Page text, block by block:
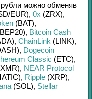
можно обменяв
EUR), 0x (ZRX),
(BAT),
BEP20), Bitcoin Cash
, ChainLink (LINK),
, Dogecoin
Classic (ETC),
, NEAR Protocol
, Ripple (XRP),
(SOL), Stellar